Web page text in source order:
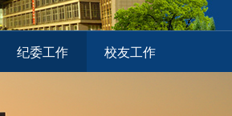
纪委工作 校友工作